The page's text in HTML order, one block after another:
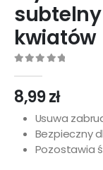
kwiatów
8,99zł
Usuwa
Bezpieczny
Pozostawia